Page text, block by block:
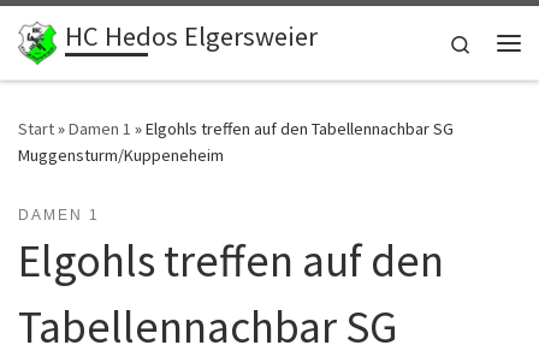
Zum Inhalt springen
HC Hedos Elgersweier
Search
Start»Damen 1 »Elgohls treffen auf den Tabellennachbar SG
Muggensturm/Kuppeneheim
DAMEN 1
Elgohls treffen auf den
Tabellennachbar SG